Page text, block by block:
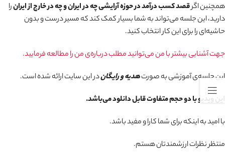
همچنین اگرقصد کسب درآمد در حوزه آرایشی چه در ایران و چه در خارج از ایرانرا
دارید، این جلسه می‌تواند به شما بسیار کمک کند که مسیر درست و بدون
حاشیه‌ای را برای این کار انتخاب کنید.
جهت آشنایی بیشتر با من می‌توانید مطلب در‌باره‌ی من را مطالعه فرمایید.
این جلسه‌ی آموزشی به صورتهدیه و رایگاندر این سایت ارائه شده است.
این ویدیو با دو حجم متفاوت قابل دانلود می‌باشد.
با امید به اینکه برای شما کارا و مفید باشد.
منتظر نظرات ارزشمندتان هستم.